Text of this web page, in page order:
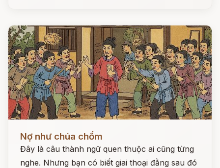
Nợ như chúa chổm
Đây là câu thành ngữ quen thuộc ai cũng từng
nghe. Nhưng bạn có biết giai thoại đằng sau đó